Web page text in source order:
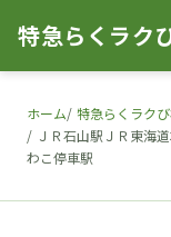
特急らくラク
ホーム 特急らくラク
ＪＲ石山駅ＪＲ東海
わこ停車駅